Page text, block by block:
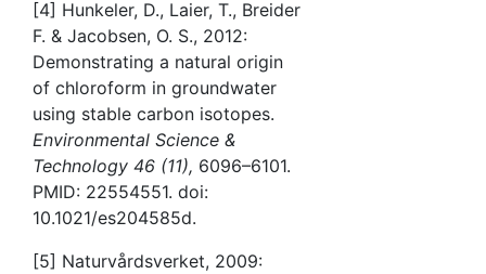
[4] Hunkeler, D., Laier, T., Breider
F. & Jacobsen, O. S., 2012:
Demonstrating a natural origin
of chloroform in groundwater
using stable carbon isotopes.
Environmental Science &
Technology 46 (11), 6096–6101.
PMID: 22554551. doi:
10.1021/es204585d.
[5] Naturvårdsverket, 2009: